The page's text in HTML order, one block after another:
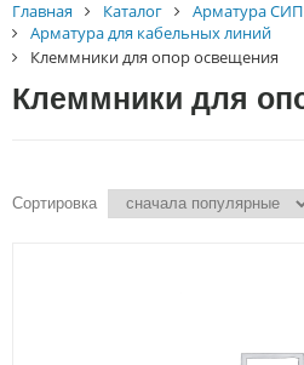
Главная Каталог
Арматура
Арматура для кабельных линий
Клеммники для опор освещения
Клеммники для
Сортировка